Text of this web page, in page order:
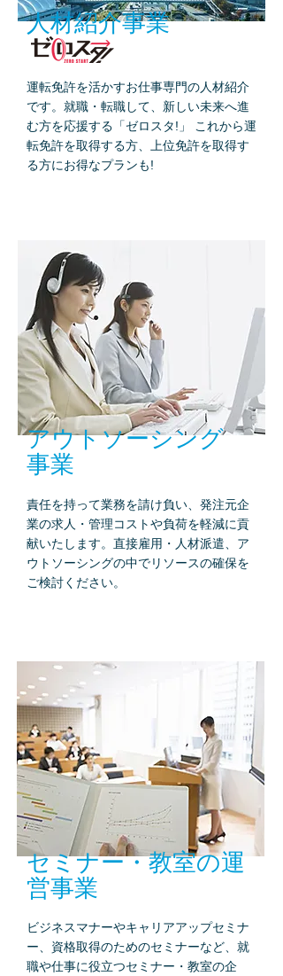
人材紹介事業
運転免許を活かすお仕事専門の人材紹介
です。就職・転職して、新しい未来へ進
む方を応援する「ゼロスタ!」 これから運
転免許を取得する方、​上位免許を取得す
る方にお得なプランも! ​
アウトソーシング
​事業
責任を持って業務を請け負い、発注元企
業の求人・管理コストや負荷を軽減に貢
献いたします。直接雇用・人材派遣、ア
ウトソーシングの中でリソースの確保を
ご検討ください。
セミナー・教室の運
営事業
ビジネスマナーやキャリアアップセミナ
ー、資格取得のためのセミナーなど、就
職や仕事に役立つセミナー・教室の企